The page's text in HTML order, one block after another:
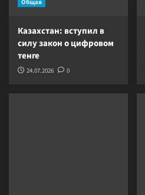
Общая
Казахстан: вступил в
силу закон о цифровом
тенге
24.07.2026 0